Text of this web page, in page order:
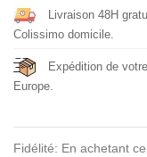
Livraison 48H
Colissimo domicile.
Expédition de
Europe.
Fidélité: En achetant